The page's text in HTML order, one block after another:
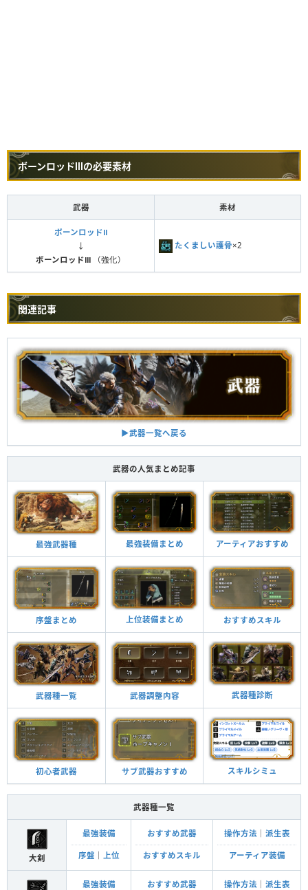
ボーンロッドⅢの必要素材
武器 素材
ボーンロッドⅡ
↓
ボーンロッドⅢ （強化）
たくましい護骨×2
関連記事
▶︎武器一覧へ戻る
武器の人気まとめ記事
最強武器種 最強装備まとめ アーティアおすすめ
序盤まとめ 上位装備まとめ おすすめスキル
武器種一覧 武器調整内容 武器種診断
初心者武器 サブ武器おすすめ スキルシミュ
武器種一覧
大剣
最強装備
序盤 上位
おすすめ武器
おすすめスキル
操作方法 派生表
アーティア装備
最強装備 おすすめ武器 操作方法 派生表